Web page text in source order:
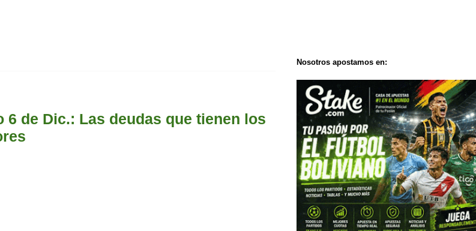
6 de Dic.: Las deudas que tienen los
Nosotros apostamos en: